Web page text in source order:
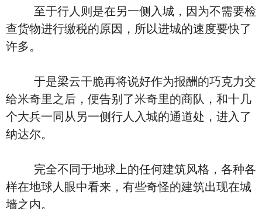
至于行人则是在另一侧入城，因为不需要检
查货物进行缴税的原因，所以进城的速度要快了
许多。
于是梁云干脆再将说好作为报酬的巧克力交
给米奇里之后，便告别了米奇里的商队，和十几
个大兵一同从另一侧行人入城的通道处，进入了
纳达尔。
完全不同于地球上的任何建筑风格，各种各
样在地球人眼中看来，有些奇怪的建筑出现在城
墙之内。